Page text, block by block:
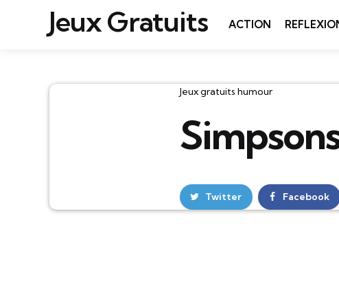
Jeux Gratuits ACTION
Catégories
Jeux gratuits humour
Twitter Facebook